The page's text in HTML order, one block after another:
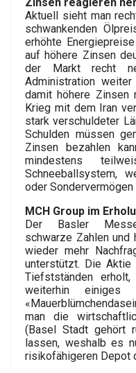
Zinsen reagieren
Aktuell sieht man
schwankenden
erhöhte
auf höhere Zinsen
der Markt recht
Administration
damit höhere
Krieg mit dem Iran
stark verschuldeter
Schulden müssen
Zinsen bezahlen
mindestens
Schneeballsystem,
oder Sondervermögen
MCH Group im
Der Basler
schwarze Zahlen
wieder mehr
unterstützt. Die
Tiefstständen
weiterhin
man die
(Basel Stadt gehört
lassen, weshalb es
risikofähigeren Depot